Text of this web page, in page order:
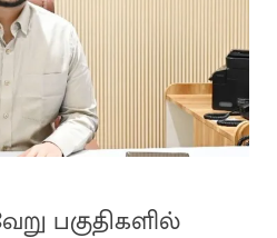
பகுதிகளில்